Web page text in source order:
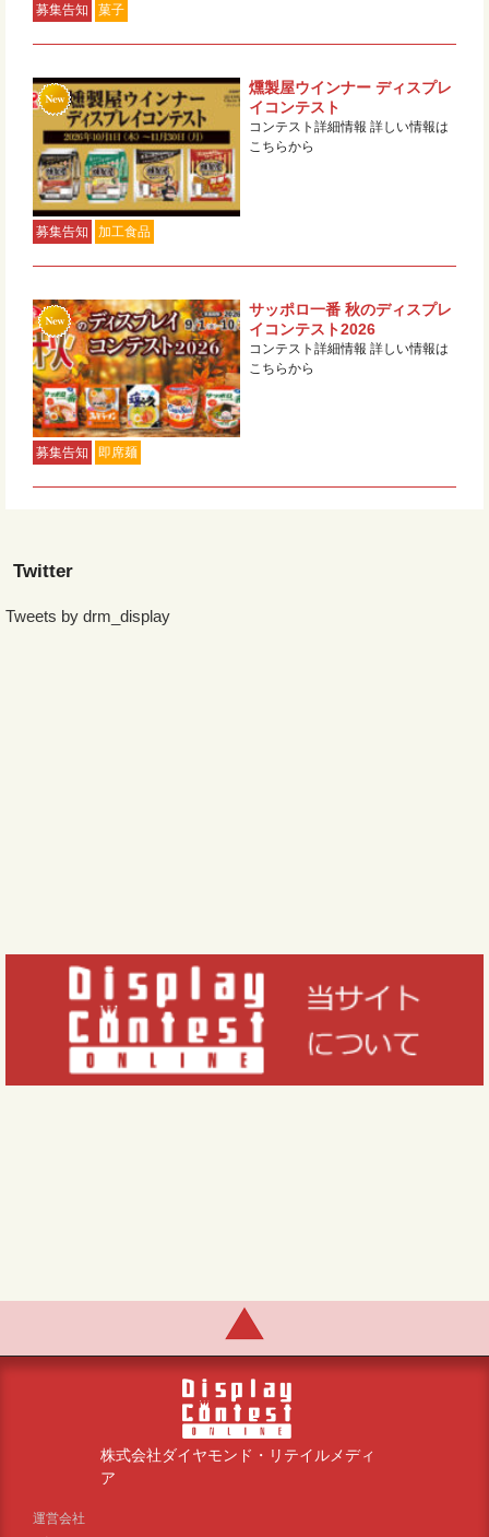
募集告知 菓子
募集告知 加工食品
燻製屋ウインナー ディスプレ
イコンテスト
コンテスト詳細情報 詳しい情報は
こちらから
募集告知 即席麺
サッポロ一番 秋のディスプレ
イコンテスト2026
コンテスト詳細情報 詳しい情報は
こちらから
Twitter
Tweets by drm_display
株式会社ダイヤモンド・リテイルメディ
ア
運営会社